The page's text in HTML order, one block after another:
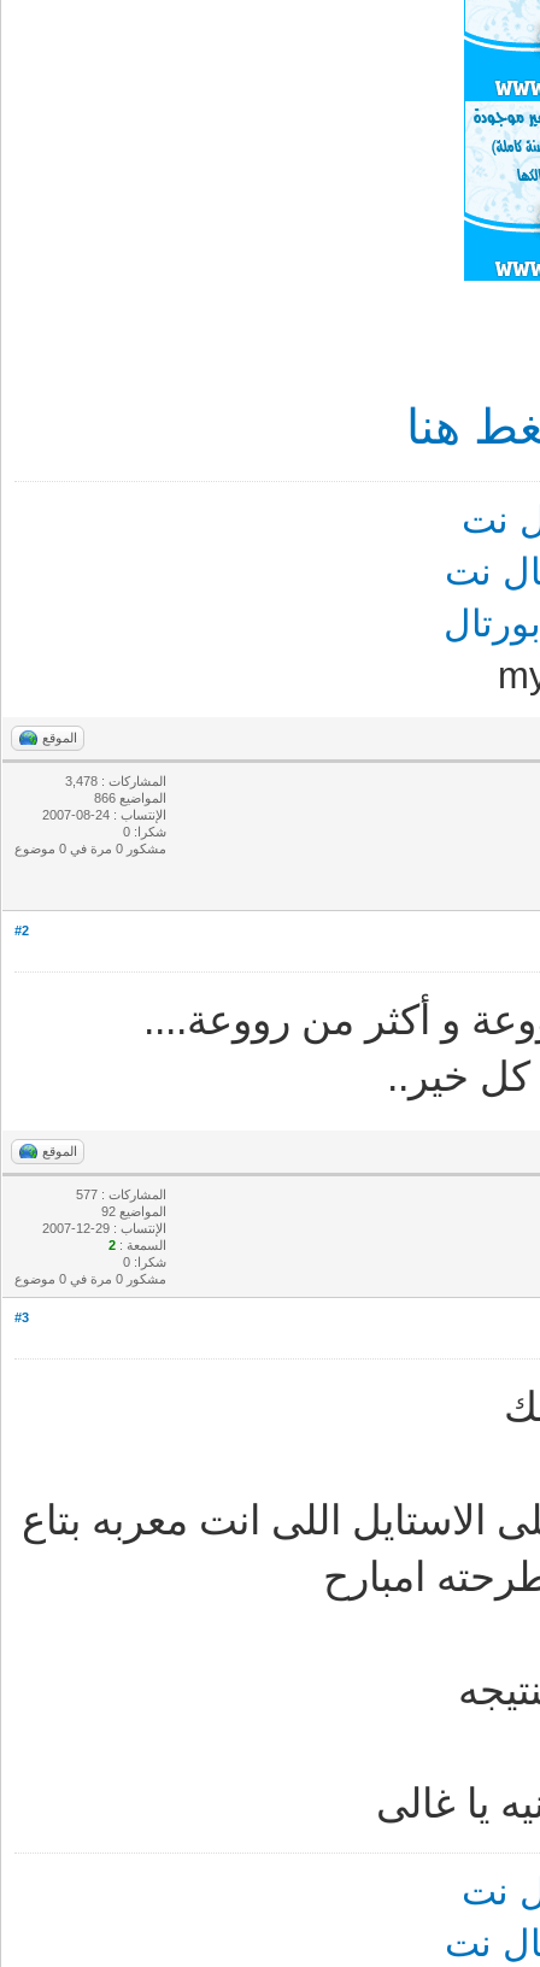
هنا
نت
نت
الموقع
المشاركات : 3,478
المواضيع 866
الإنتساب : 24-08-2007
شكرا: 0
مشكور 0 مرة في 0 موضوع
#2
و أكثر من رووعة....
كل خير..
الموقع
المشاركات : 577
المواضيع 92
الإنتساب : 29-12-2007
السمعة :2
شكرا: 0
مشكور 0 مرة في 0 موضوع
#3
اللى انت معربه بتاع
امبارح
يا غالى
نت
نت